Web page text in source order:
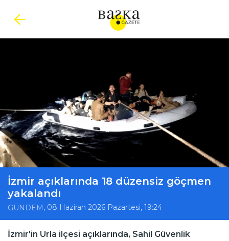
İzmir açıklarında 18 düzensiz göçmen
yakalandı
GÜNDEM , 08 Haziran 2026 Pazartesi, 19:24
İzmir'in Urla ilçesi açıklarında, Sahil Güvenlik